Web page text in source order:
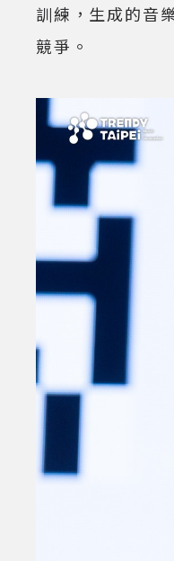
訓練，生成的音
競爭。